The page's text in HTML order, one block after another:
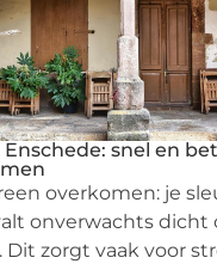
snel en
overkomen: je
onverwachts dicht
zorgt vaak voor